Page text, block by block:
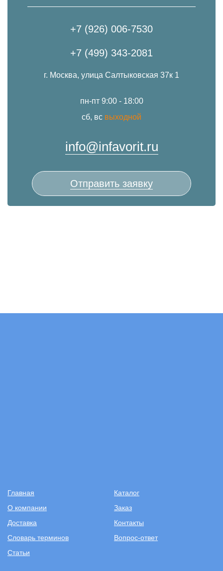
+7 (926) 006-7530
+7 (499) 343-2081
г. Москва, улица Салтыковская 37к 1
пн-пт 9:00 - 18:00
сб, вс выходной
info@infavorit.ru
Отправить заявку
Главная
Каталог
О компании
Заказ
Доставка
Контакты
Словарь терминов
Вопрос-ответ
Статьи